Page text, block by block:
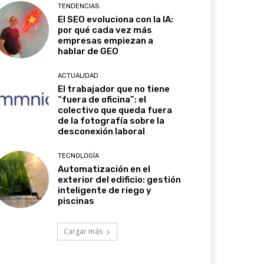
TENDENCIAS
El SEO evoluciona con la IA:
por qué cada vez más
empresas empiezan a
hablar de GEO
ACTUALIDAD
El trabajador que no tiene
“fuera de oficina”: el
colectivo que queda fuera
de la fotografía sobre la
desconexión laboral
TECNOLOGÍA
Automatización en el
exterior del edificio: gestión
inteligente de riego y
piscinas
Cargar más